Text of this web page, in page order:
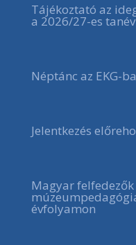
Tájékoztató az
a 2026/27-es
Néptánc az EKG-
Jelentkezés
Magyar
évfolyamon